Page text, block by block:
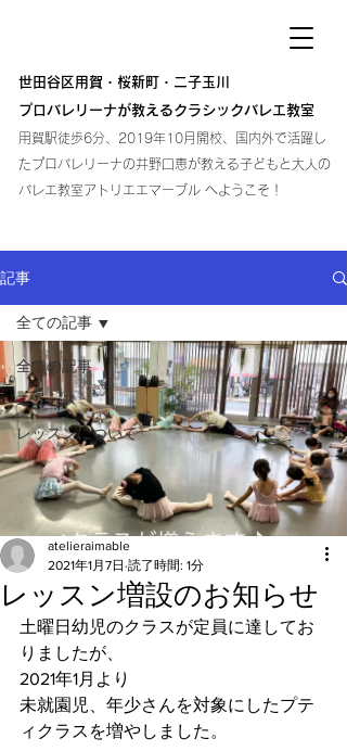
​世田谷区用賀・桜新町・二子玉川
プロバレリーナが教えるクラシックバレエ教室
​用賀駅徒歩6分、2019年10月開校、国内外で活躍し
たプロバレリーナの井野口恵が教える子どもと大人の
バレエ教室アトリエエマーブル へようこそ！
記事
全ての記事
ニュース
レッスンについて
全ての記事
レッスン増設のお知らせ
atelieraimable
2021年1月7日 読了時間: 1分
土曜日幼児のクラスが定員に達してお
りましたが、
2021年1月より
未就園児、年少さんを対象にしたプテ
ィクラスを増やしました。